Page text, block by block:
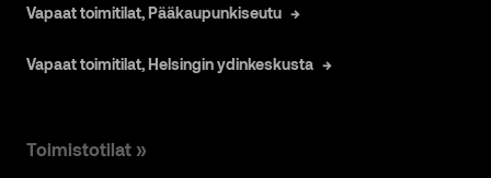
Vapaat toimitilat, Pääkaupunkiseutu
Vapaat toimitilat, Helsingin ydinkeskusta
Toimistotilat »